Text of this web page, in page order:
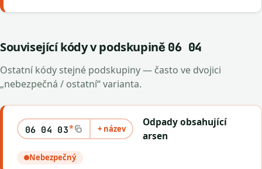
Související kódy v podskupině 06 04
Ostatní kódy stejné podskupiny — často ve dvojici
„nebezpečná / ostatní“ varianta.
06 04 03* + název
Odpady obsahující
arsen
Nebezpečný